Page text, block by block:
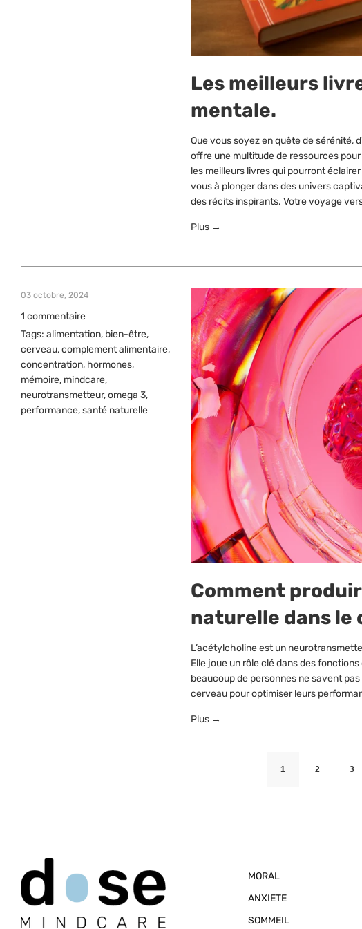
Les meilleurs
mentale.
Que vous soyez en quête de sérénité,
offre une multitude de ressources
les meilleurs livres qui pourront
vous à plonger dans des univers
des récits inspirants. Votre voyage
Plus →
03 octobre, 2024
1 commentaire
Tags: alimentation, bien-être,
cerveau,complement alimentaire,
concentration, hormones,
mémoire, mindcare,
neurotransmetteur,omega 3,
performance,santé naturelle
Comment
naturelle dans le
L’acétylcholine est un
Elle joue un rôle clé dans des
beaucoup de personnes ne savent
cerveau pour optimiser leurs
Plus →
1 2 3
MORAL
ANXIETE
SOMMEIL